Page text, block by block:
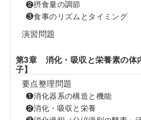
❷摂食量の調節
❸食事のリズムとタイミング
演習問題
第3章 消化・吸収と栄養素の体
子】
要点整理問題
❶消化器系の構造と機能
❷消化・吸収と栄養